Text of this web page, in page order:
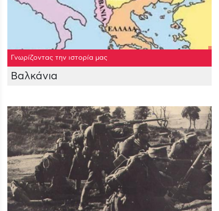
Γνωρίζοντας την ιστορία μας
Βαλκάνια